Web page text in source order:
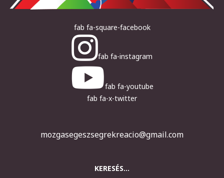
fab fa-square-facebook
fab fa-instagram
fab fa-youtube
fab fa-x-twitter
mozgasegeszsegrekreacio@gmail.com
KERESÉS...